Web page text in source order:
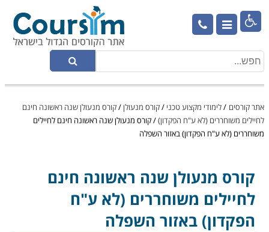

אתר קורסים /לימודי מקצוע טכני /קורס מנעולן/קורס מנעולן שנה ראשונה חינם
לחיילים משוחררים (לא ע"ח הפקדון)/קורס מנעולן שנה ראשונה חינם לחיילים
משוחררים (לא ע"ח הפקדון) באזור השפלה
קורס מנעולן שנה ראשונה חינם
לחיילים משוחררים (לא ע"ח
הפקדון) באזור השפלה